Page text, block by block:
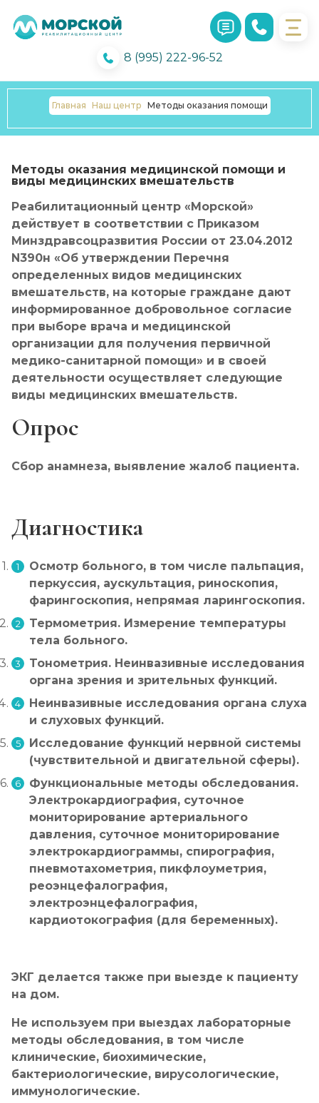
8 (995) 222-96-52
Главная Наш центр Методы оказания помощи
Методы оказания медицинской помощи и
виды медицинских вмешательств
Реабилитационный центр «Морской»
действует в соответствии с Приказом
Минздравсоцразвития России от 23.04.2012
N390н «Об утверждении Перечня
определенных видов медицинских
вмешательств, на которые граждане дают
информированное добровольное согласие
при выборе врача и медицинской
организации для получения первичной
медико-санитарной помощи» и в своей
деятельности осуществляет следующие
виды медицинских вмешательств.
Опрос
Сбор анамнеза, выявление жалоб пациента.
Диагностика
Осмотр больного, в том числе пальпация,
перкуссия, аускультация, риноскопия,
фарингоскопия, непрямая ларингоскопия.
Термометрия. Измерение температуры
тела больного.
Тонометрия. Неинвазивные исследования
органа зрения и зрительных функций.
Неинвазивные исследования органа слуха
и слуховых функций.
Исследование функций нервной системы
(чувствительной и двигательной сферы).
Функциональные методы обследования.
Электрокардиография, суточное
мониторирование артериального
давления, суточное мониторирование
электрокардиограммы, спирография,
пневмотахометрия, пикфлоуметрия,
реоэнцефалография,
электроэнцефалография,
кардиотокография (для беременных).
ЭКГ делается также при выезде к пациенту
на дом.
Не используем при выездах лабораторные
методы обследования, в том числе
клинические, биохимические,
бактериологические, вирусологические,
иммунологические.